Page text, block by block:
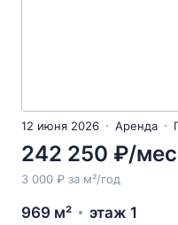
12 июня 2026 Аренда
242 250 ₽/мес
3 000 ₽ за м²/год
969 м² этаж 1